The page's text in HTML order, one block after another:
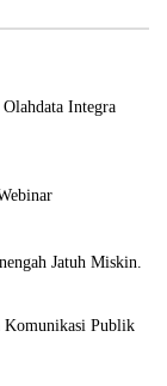
Integra
Jatuh Miskin.
Komunikasi Publik